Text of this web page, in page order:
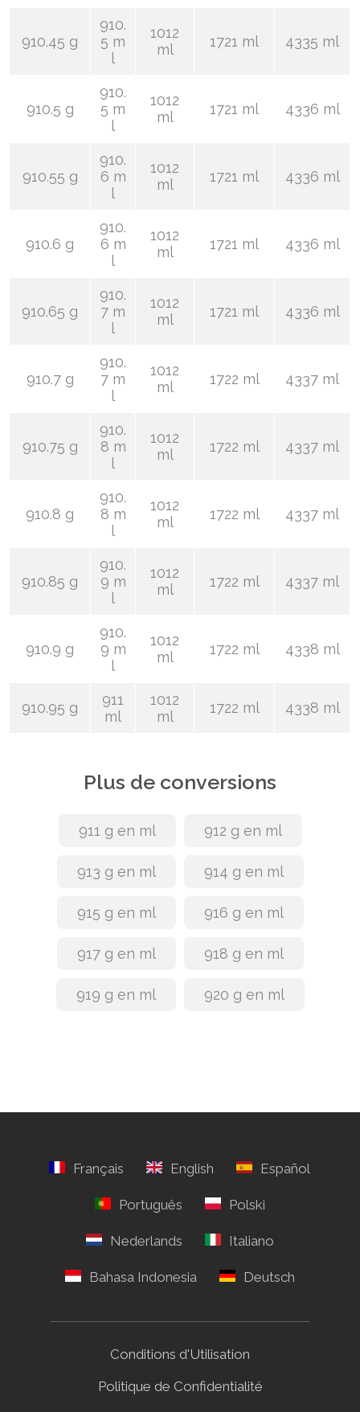
910.45 g
910.
5 m
l
1012
ml
1721 ml 4335 ml
910.5 g
910.
5 m
l
1012
ml
1721 ml 4336 ml
910.55 g
910.
6 m
l
1012
ml
1721 ml 4336 ml
910.6 g
910.
6 m
l
1012
ml
1721 ml 4336 ml
910.65 g
910.
7 m
l
1012
ml
1721 ml 4336 ml
910.7 g
910.
7 m
l
1012
ml
1722 ml 4337 ml
910.75 g
910.
8 m
l
1012
ml
1722 ml 4337 ml
910.8 g
910.
8 m
l
1012
ml
1722 ml 4337 ml
910.85 g
910.
9 m
l
1012
ml
1722 ml 4337 ml
910.9 g
910.
9 m
l
1012
ml
1722 ml 4338 ml
910.95 g
911
ml
1012
ml
1722 ml 4338 ml
Plus de conversions
911 g en ml 912 g en ml
913 g en ml 914 g en ml
915 g en ml 916 g en ml
917 g en ml 918 g en ml
919 g en ml 920 g en ml
Conditions d'Utilisation
Politique de Confidentialité